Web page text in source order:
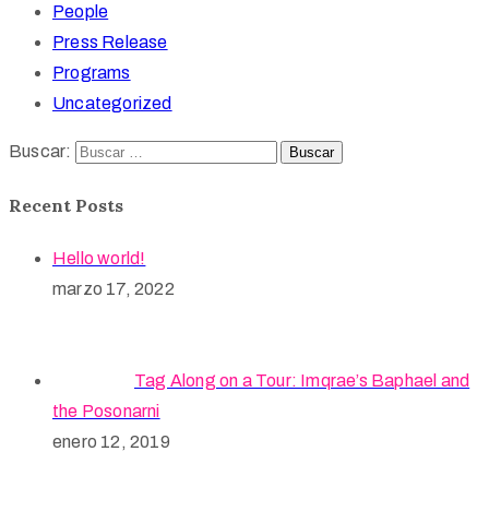
People
Press Release
Programs
Uncategorized
Buscar:
Recent Posts
Hello world!
marzo 17, 2022
Tag Along on a Tour: Imqrae’s Baphael and
the Posonarni
enero 12, 2019